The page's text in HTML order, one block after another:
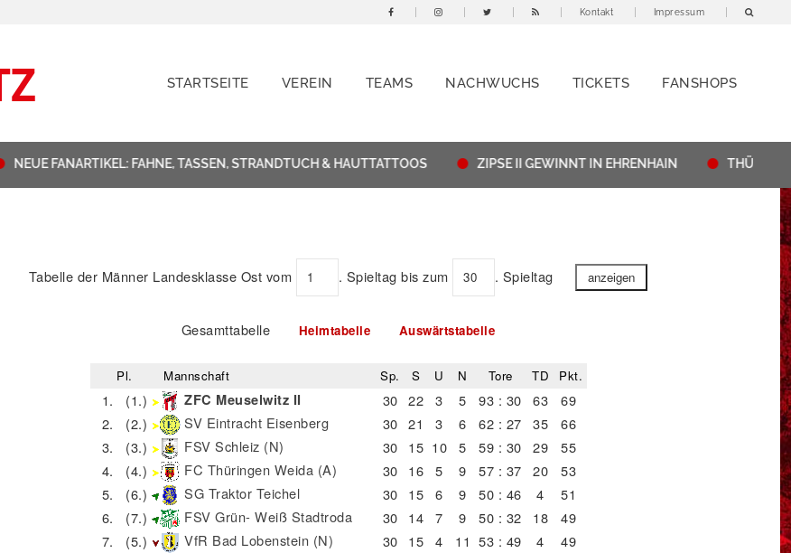
Kontakt Impressum
STARTSEITE VEREIN TEAMS NACHWUCHS TICKETS FANSHOPS
NEUE FANARTIKEL: FAHNE, TASSEN, STRANDTUCH & HAUTTATTOOS ZIPSE II GEWINNT IN EHRENHAIN
Tabelle der Männer Landesklasse Ost vom . Spieltag bis zum . Spieltag
Gesamttabelle Heimtabelle Auswärtstabelle
Pl. Mannschaft Sp. S U N Tore TD Pkt.
1. (1.) ZFC Meuselwitz II 30 22 3 5 93 : 30 63
69
2.
(2.) SV Eintracht Eisenberg 30 21 3 6 62 : 27 35
66
3.
(3.) FSV Schleiz (N) 30 15 10 5 59 : 30 29
55
4.
(4.) FC Thüringen Weida (A) 30 16 5 9 57 : 37 20
53
5.
(6.) SG Traktor Teichel 30 15 6 9 50 : 46 4
51
6.
(7.) FSV Grün- Weiß Stadtroda 30 14 7 9 50 : 32 18
49
7.
(5.) VfR Bad Lobenstein (N) 30 15 4 11 53 : 49 4
49